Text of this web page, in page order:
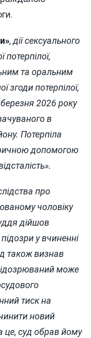
, дії сексуального
та оральним
згоди потерпілої,
2026 року
в
Потерпіла
допомогою
про
чоловіку
дійшов
у вчиненні
також визнав
може
тиск на
новий
це, суд обрав йому